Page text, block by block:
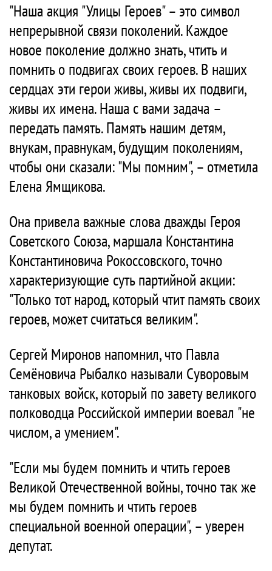
"Наша акция "Улицы Героев" – это символ
непрерывной связи поколений. Каждое
новое поколение должно знать, чтить и
помнить о подвигах своих героев. В наших
сердцах эти герои живы, живы их подвиги,
живы их имена. Наша с вами задача –
передать память. Память нашим детям,
внукам, правнукам, будущим поколениям,
чтобы они сказали: "Мы помним", – отметила
Елена Ямщикова.
Она привела важные слова дважды Героя
Советского Союза, маршала Константина
Константиновича Рокоссовского, точно
характеризующие суть партийной акции:
"Только тот народ, который чтит память своих
героев, может считаться великим".
Сергей Миронов напомнил, что Павла
Семёновича Рыбалко называли Суворовым
танковых войск, который по завету великого
полководца Российской империи воевал "не
числом, а умением".
"Если мы будем помнить и чтить героев
Великой Отечественной войны, точно так же
мы будем помнить и чтить героев
специальной военной операции", – уверен
депутат.